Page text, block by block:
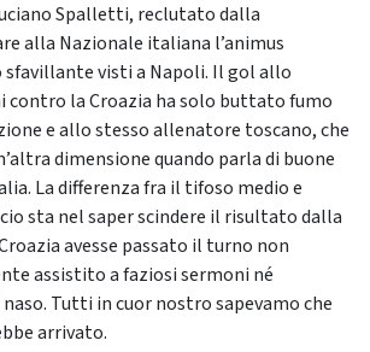
Spalletti, reclutato dalla
alla Nazionale italiana l’animus
sfavillante visti a Napoli. Il gol allo
contro la Croazia ha solo buttato fumo
e allo stesso allenatore toscano, che
dimensione quando parla di buone
La differenza fra il tifoso medio e
sta nel saper scindere il risultato dalla
avesse passato il turno non
assistito a faziosi sermoni né
Tutti in cuor nostro sapevamo che
arrivato.